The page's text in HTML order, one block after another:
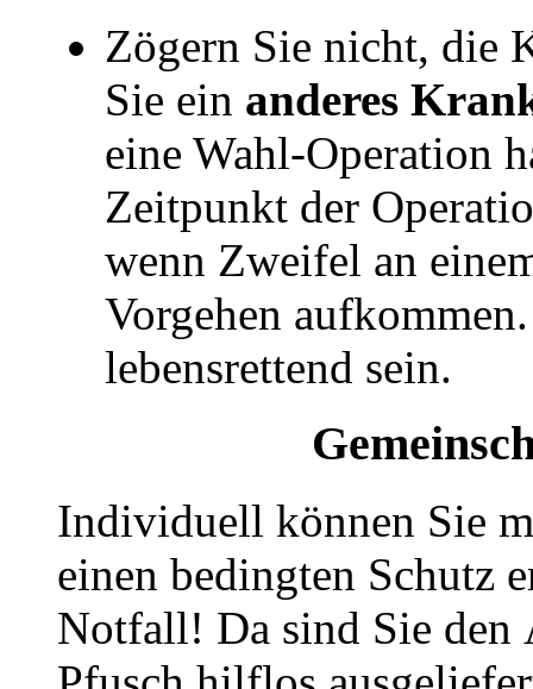
Zögern Sie nicht, die
Sie ein anderes
eine Wahl-Operation
Zeitpunkt der
wenn Zweifel an
Vorgehen
lebensrettend sein.
Individuell können Sie
einen bedingten Schutz
Notfall! Da sind Sie den